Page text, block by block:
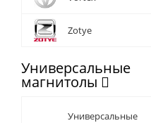
Zotye
Универсальные
магнитолы
Универсальные